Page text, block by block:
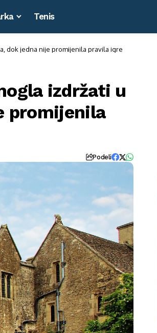
Tenis
dok jedna nije promijenila pravila igre
izdržati u
promijenila
Podeli